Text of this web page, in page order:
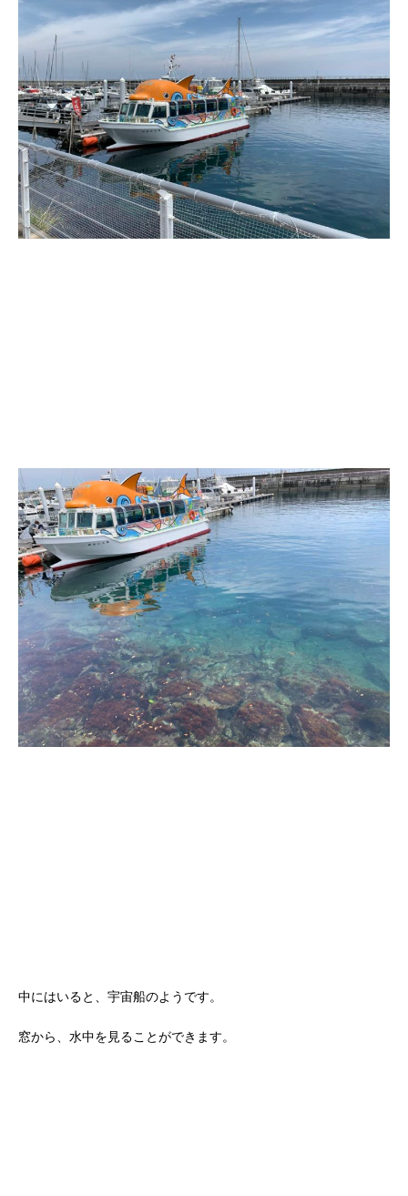
中にはいると、宇宙船のようです。
窓から、水中を見ることができます。